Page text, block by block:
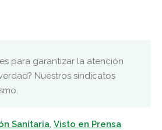
para garantizar la atención
Nuestros sindicatos
Sanitaria, Visto en Prensa